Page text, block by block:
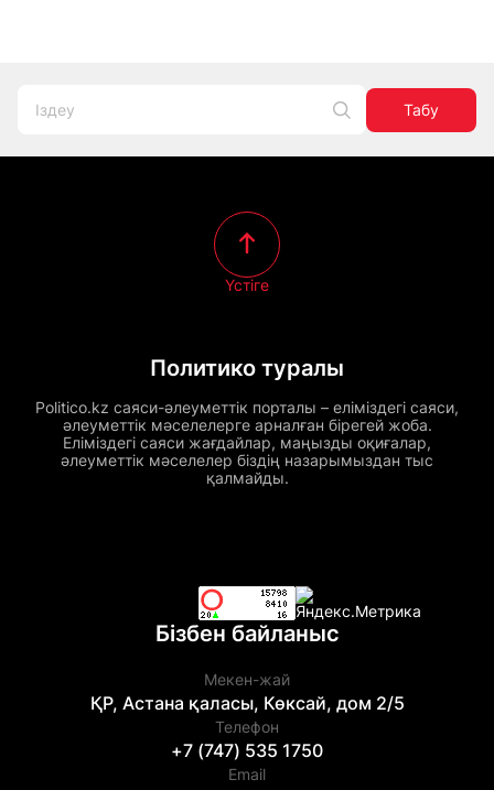
Табу
Политико туралы
Politico.kz саяси-әлеуметтік порталы – еліміздегі саяси,
әлеуметтік мәселелерге арналған бірегей жоба.
Еліміздегі саяси жағдайлар, маңызды оқиғалар,
әлеуметтік мәселелер біздің назарымыздан тыс
қалмайды.
Үстіге
Бізбен байланыс
Мекен-жай
ҚР, Астана қаласы, Көксай, дом 2/5
Телефон
+7 (747) 535 1750
Email